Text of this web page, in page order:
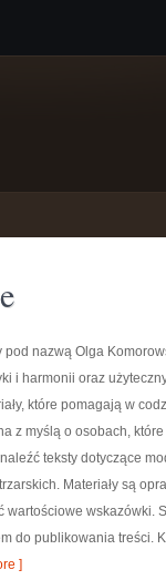
pod nazwą Olga
i harmonii oraz
które pomagają w
z myślą o osobach,
teksty dotyczące
Materiały są
wskazówki.
do publikowania treści.
]